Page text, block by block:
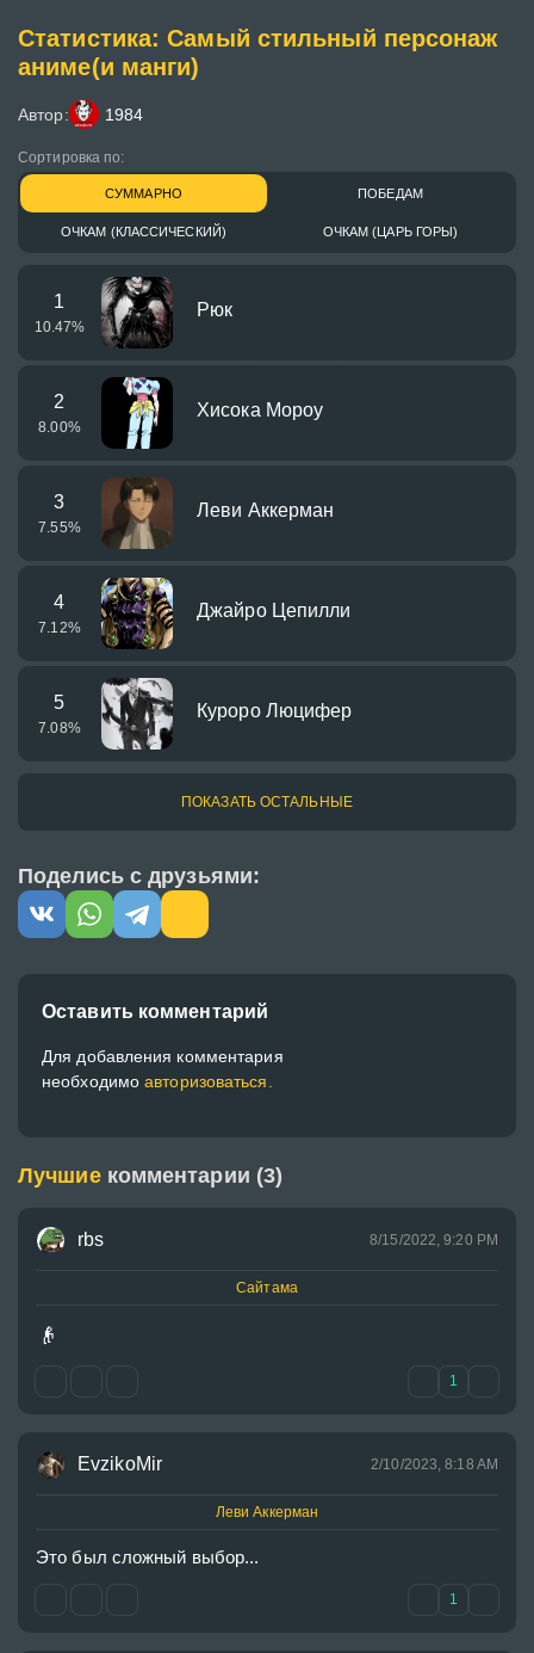
Статистика: Самый стильный персонаж
аниме(и манги)
Автор: 1984
Сортировка по:
СУММАРНО ПОБЕДАМ
ОЧКАМ (КЛАССИЧЕСКИЙ) ОЧКАМ (ЦАРЬ ГОРЫ)
1
10.47%
Рюк
2
8.00%
Хисока Мороу
3
7.55%
Леви Аккерман
4
7.12%
Джайро Цепилли
5
7.08%
Куроро Люцифер
ПОКАЗАТЬ ОСТАЛЬНЫЕ
Поделись с друзьями:
Оставить комментарий
Для добавления комментария
необходимоавторизоваться.
Лучшие комментарии (3)
rbs 8/15/2022, 9:20 PM
Сайтама
👴
1
EvzikoMir 2/10/2023, 8:18 AM
Леви Аккерман
Это был сложный выбор...
1